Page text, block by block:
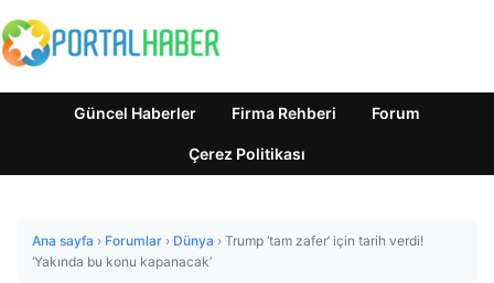
Güncel Haberler Firma Rehberi Forum
Çerez Politikası
Ana sayfa › Forumlar › Dünya › Trump ‘tam zafer’ için tarih verdi!
‘Yakında bu konu kapanacak’